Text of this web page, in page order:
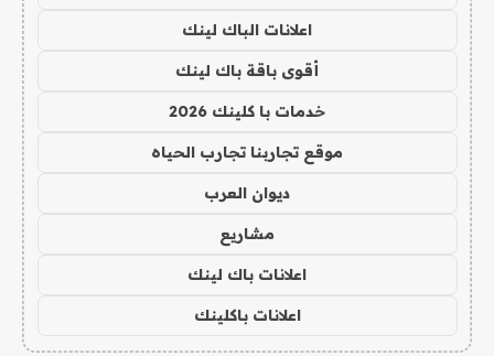
اعلانات الباك لينك
أقوى باقة باك لينك
خدمات با كلينك 2026
موقع تجاربنا تجارب الحياه
ديوان العرب
مشاريع
اعلانات باك لينك
اعلانات باكلينك